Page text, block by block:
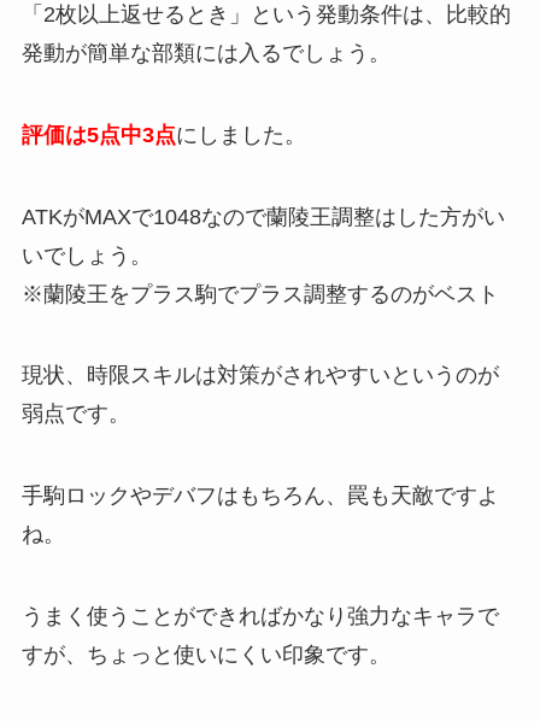
「2枚以上返せるとき」という発動条件は、比較的
発動が簡単な部類には入るでしょう。
評価は5点中3点にしました。
ATKがMAXで1048なので蘭陵王調整はした方がい
いでしょう。
※蘭陵王をプラス駒でプラス調整するのがベスト
現状、時限スキルは対策がされやすいというのが
弱点です。
手駒ロックやデバフはもちろん、罠も天敵ですよ
ね。
うまく使うことができればかなり強力なキャラで
すが、ちょっと使いにくい印象です。